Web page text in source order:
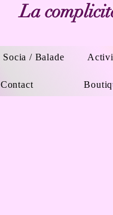
La
Socia / Balade
Contact